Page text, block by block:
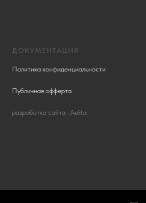
ДОКУМЕНТАЦИЯ
Политика конфиденциальности
Публичная офферта
разработка сайта : Aelita